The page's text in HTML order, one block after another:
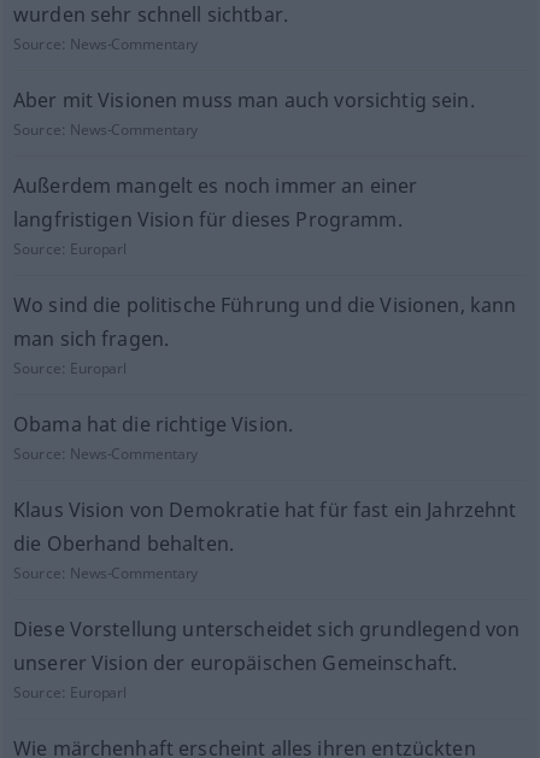
wurden sehr schnell sichtbar.
Source: News-Commentary
Aber mit Visionen muss man auch vorsichtig sein.
Source: News-Commentary
Außerdem mangelt es noch immer an einer
langfristigen Vision für dieses Programm.
Source: Europarl
Wo sind die politische Führung und die Visionen, kann
man sich fragen.
Source: Europarl
Obama hat die richtige Vision.
Source: News-Commentary
Klaus Vision von Demokratie hat für fast ein Jahrzehnt
die Oberhand behalten.
Source: News-Commentary
Diese Vorstellung unterscheidet sich grundlegend von
unserer Vision der europäischen Gemeinschaft.
Source: Europarl
Wie märchenhaft erscheint alles ihren entzückten